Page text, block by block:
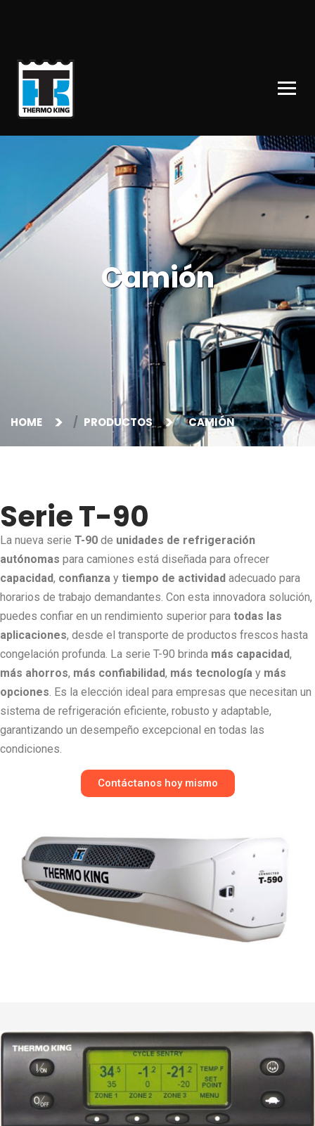
Camión
HOME PRODUCTOS CAMIÓN
Serie T-90
La nueva serie T-90 de unidades de refrigeración
autónomas para camiones está diseñada para ofrecer
capacidad, confianza y tiempo de actividad adecuado para
horarios de trabajo demandantes. Con esta innovadora solución,
puedes confiar en un rendimiento superior para todas las
aplicaciones, desde el transporte de productos frescos hasta
congelación profunda. La serie T-90 brinda más capacidad,
más ahorros, más confiabilidad, más tecnología y más
opciones. Es la elección ideal para empresas que necesitan un
sistema de refrigeración eficiente, robusto y adaptable,
garantizando un desempeño excepcional en todas las
condiciones.
Contáctanos hoy mismo